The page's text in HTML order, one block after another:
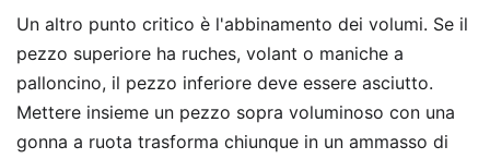
Un altro punto critico è l'abbinamento dei volumi. Se il
pezzo superiore ha ruches, volant o maniche a
palloncino, il pezzo inferiore deve essere asciutto.
Mettere insieme un pezzo sopra voluminoso con una
gonna a ruota trasforma chiunque in un ammasso di